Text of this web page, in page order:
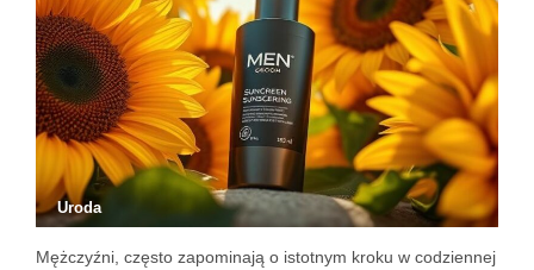
Uroda
Mężczyźni, często zapominają o istotnym kroku w codziennej